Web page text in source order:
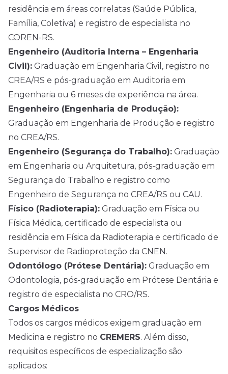
residência em áreas correlatas (Saúde Pública,
Família, Coletiva) e registro de especialista no
COREN-RS.
Engenheiro (Auditoria Interna – Engenharia
Civil): Graduação em Engenharia Civil, registro no
CREA/RS e pós-graduação em Auditoria em
Engenharia ou 6 meses de experiência na área.
Engenheiro (Engenharia de Produção):
Graduação em Engenharia de Produção e registro
no CREA/RS.
Engenheiro (Segurança do Trabalho): Graduação
em Engenharia ou Arquitetura, pós-graduação em
Segurança do Trabalho e registro como
Engenheiro de Segurança no CREA/RS ou CAU.
Físico (Radioterapia): Graduação em Física ou
Física Médica, certificado de especialista ou
residência em Física da Radioterapia e certificado de
Supervisor de Radioproteção da CNEN.
Odontólogo (Prótese Dentária): Graduação em
Odontologia, pós-graduação em Prótese Dentária e
registro de especialista no CRO/RS.
Cargos Médicos
Todos os cargos médicos exigem graduação em
Medicina e registro no CREMERS. Além disso,
requisitos específicos de especialização são
aplicados: